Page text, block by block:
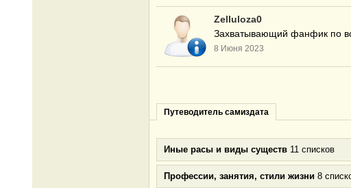
Zelluloza0
Захватывающий фанфик по
8 Июня 2023
Путеводитель самиздата
Иные расы и виды существ 11 списков
Профессии, занятия, стили жизни 8